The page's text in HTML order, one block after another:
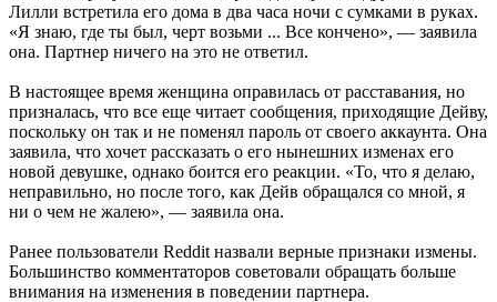
Лилли встретила его дома в два часа ночи с сумками в руках.
«Я знаю, где ты был, черт возьми ... Все кончено», — заявила
она. Партнер ничего на это не ответил.
В настоящее время женщина оправилась от расставания, но
призналась, что все еще читает сообщения, приходящие Дейву,
поскольку он так и не поменял пароль от своего аккаунта. Она
заявила, что хочет рассказать о его нынешних изменах его
новой девушке, однако боится его реакции. «То, что я делаю,
неправильно, но после того, как Дейв обращался со мной, я
ни о чем не жалею», — заявила она.
Ранее пользователи Reddit назвали верные признаки измены.
Большинство комментаторов советовали обращать больше
внимания на изменения в поведении партнера.